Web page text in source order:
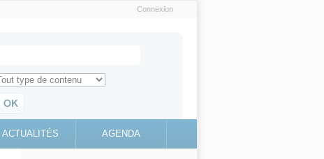
Connexion
for
toute l'information sur le site education.gouv.fr
ACTUALITÉS AGENDA